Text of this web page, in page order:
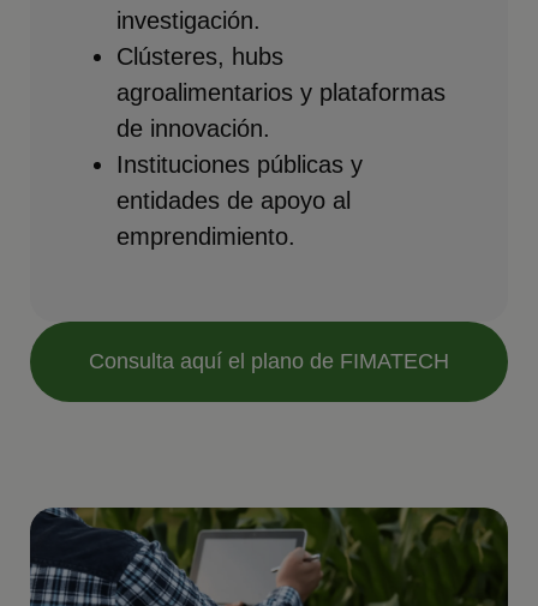
investigación.
Clústeres, hubs
agroalimentarios y plataformas
de innovación.
Instituciones públicas y
entidades de apoyo al
emprendimiento.
Consulta aquí el plano de FIMATECH